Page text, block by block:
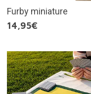
Furby miniature
14,95€